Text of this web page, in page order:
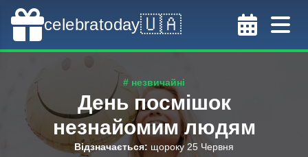
celebratoday🇺🇦
# незвичайні
День посмішок
незнайомим людям
Відзначається: щороку 25 Червня